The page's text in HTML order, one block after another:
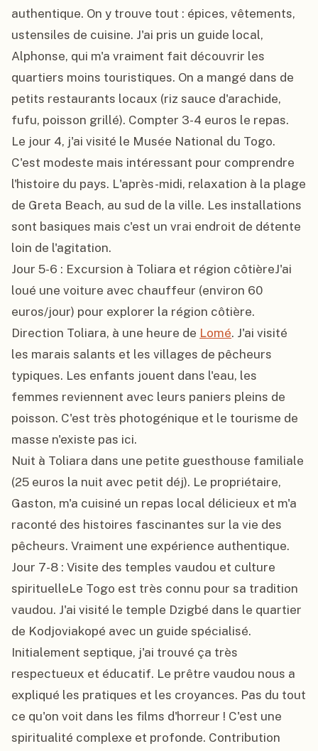
authentique. On y trouve tout : épices, vêtements,
ustensiles de cuisine. J'ai pris un guide local,
Alphonse, qui m'a vraiment fait découvrir les
quartiers moins touristiques. On a mangé dans de
petits restaurants locaux (riz sauce d'arachide,
fufu, poisson grillé). Compter 3-4 euros le repas.
Le jour 4, j'ai visité le Musée National du Togo.
C'est modeste mais intéressant pour comprendre
l'histoire du pays. L'après-midi, relaxation à la plage
de Greta Beach, au sud de la ville. Les installations
sont basiques mais c'est un vrai endroit de détente
loin de l'agitation.
Jour 5-6 : Excursion à Toliara et région côtièreJ'ai
loué une voiture avec chauffeur (environ 60
euros/jour) pour explorer la région côtière.
Direction Toliara, à une heure de Lomé. J'ai visité
les marais salants et les villages de pêcheurs
typiques. Les enfants jouent dans l'eau, les
femmes reviennent avec leurs paniers pleins de
poisson. C'est très photogénique et le tourisme de
masse n'existe pas ici.
Nuit à Toliara dans une petite guesthouse familiale
(25 euros la nuit avec petit déj). Le propriétaire,
Gaston, m'a cuisiné un repas local délicieux et m'a
raconté des histoires fascinantes sur la vie des
pêcheurs. Vraiment une expérience authentique.
Jour 7-8 : Visite des temples vaudou et culture
spirituelleLe Togo est très connu pour sa tradition
vaudou. J'ai visité le temple Dzigbé dans le quartier
de Kodjoviakopé avec un guide spécialisé.
Initialement septique, j'ai trouvé ça très
respectueux et éducatif. Le prêtre vaudou nous a
expliqué les pratiques et les croyances. Pas du tout
ce qu'on voit dans les films d'horreur ! C'est une
spiritualité complexe et profonde. Contribution